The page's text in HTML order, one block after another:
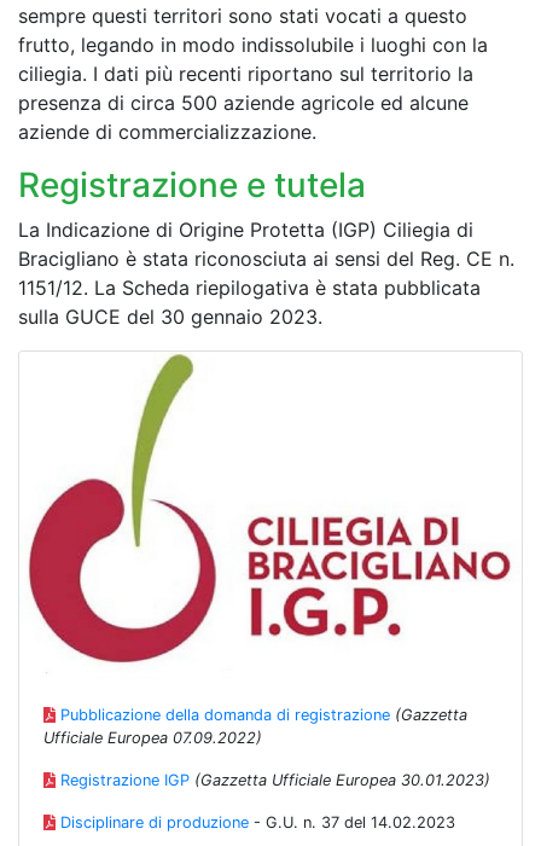
sempre questi territori sono stati vocati a questo
frutto, legando in modo indissolubile i luoghi con la
ciliegia. I dati più recenti riportano sul territorio la
presenza di circa 500 aziende agricole ed alcune
aziende di commercializzazione.
Registrazione e tutela
La Indicazione di Origine Protetta (IGP) Ciliegia di
Bracigliano è stata riconosciuta ai sensi del Reg. CE n.
1151/12. La Scheda riepilogativa è stata pubblicata
sulla GUCE del 30 gennaio 2023.
Pubblicazione della domanda di registrazione (Gazzetta
Ufficiale Europea 07.09.2022)
Registrazione IGP (Gazzetta Ufficiale Europea 30.01.2023)
Disciplinare di produzione- G.U. n. 37 del 14.02.2023